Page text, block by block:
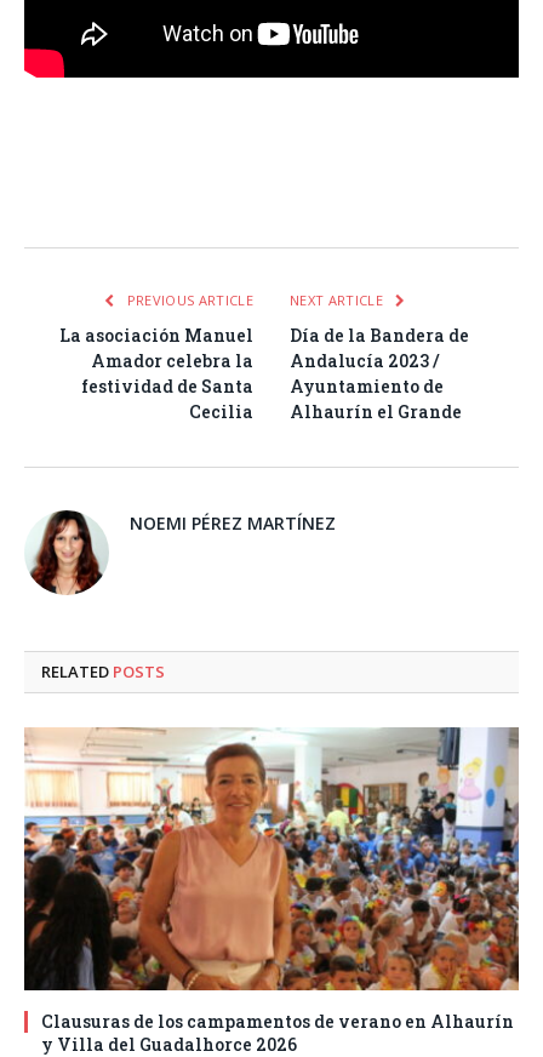
PREVIOUS ARTICLE
La asociación Manuel
Amador celebra la
festividad de Santa
Cecilia
NEXT ARTICLE
Día de la Bandera de
Andalucía 2023 /
Ayuntamiento de
Alhaurín el Grande
NOEMI PÉREZ MARTÍNEZ
RELATED POSTS
Clausuras de los campamentos de verano en Alhaurín
y Villa del Guadalhorce 2026